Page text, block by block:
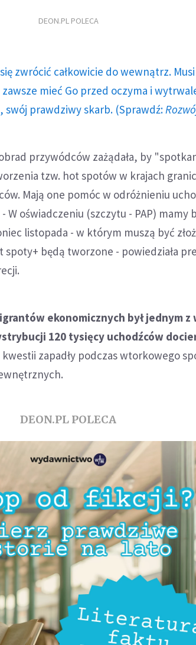
DEON.PL POLECA
zwrócić całkowicie do wewnątrz.
mieć Go przed oczyma i
swój prawdziwy skarb. (Sprawdź:
przywódców zażądała, by
tzw. hot spotów w krajach
Mają one pomóc w odróżnieniu
oświadczeniu (szczytu - PAP) mamy
listopada - w którym muszą być
będą tworzone - powiedziała
ekonomicznych był jednym
120 tysięcy uchodźców
zapadły podczas wtorkowego
DEON.PL POLECA